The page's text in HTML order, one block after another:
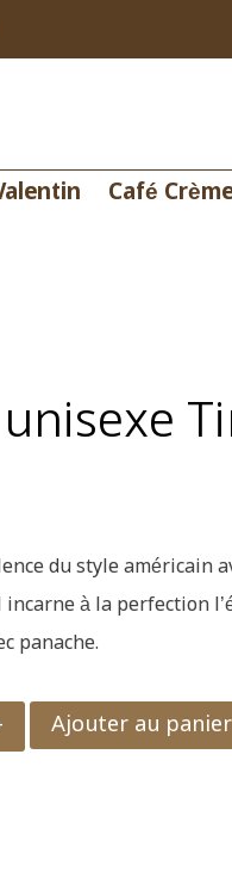
Café
du style américain
incarne à la perfection
panache.
Ajouter au panier